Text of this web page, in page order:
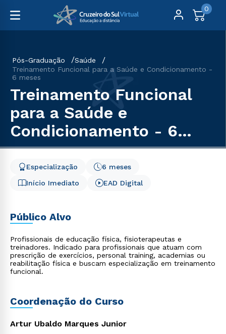
0
Pós-Graduação
Saúde
Treinamento Funcional para a Saúde e Condicionamento -
6 meses
Treinamento Funcional
para a Saúde e
Condicionamento - 6
meses
Início Imediato
6 meses
Especialização
EAD Digital
Público Alvo
Profissionais de educação física, fisioterapeutas e
treinadores. Indicado para profissionais que atuam com
prescrição de exercícios, personal training, academias ou
reabilitação física e buscam especialização em treinamento
funcional.
Coordenação do Curso
Artur Ubaldo Marques Junior